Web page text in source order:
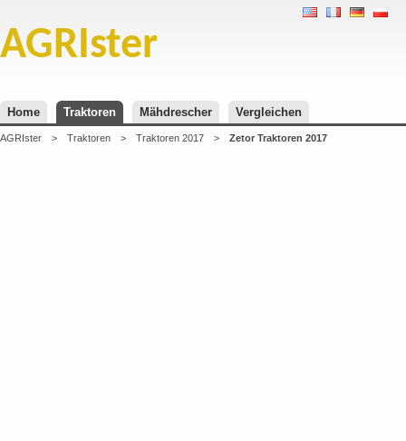
AGRIster
Home Traktoren Mähdrescher Vergleichen
AGRIster > Traktoren > Traktoren 2017 > Zetor Traktoren 2017